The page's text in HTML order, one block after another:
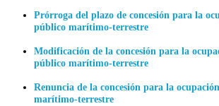
Prórroga del plazo de concesión para la
público marítimo-terrestre
Modificación de la concesión para la
público marítimo-terrestre
Renuncia de la concesión para la
marítimo-terrestre